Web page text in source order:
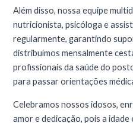
Além disso, nossa equipe
nutricionista, psicóloga e
regularmente, garantindo
distribuímos mensalmente
profissionais da saúde do
para passar orientações
Celebramos nossos idosos,
amor e dedicação, pois a idade